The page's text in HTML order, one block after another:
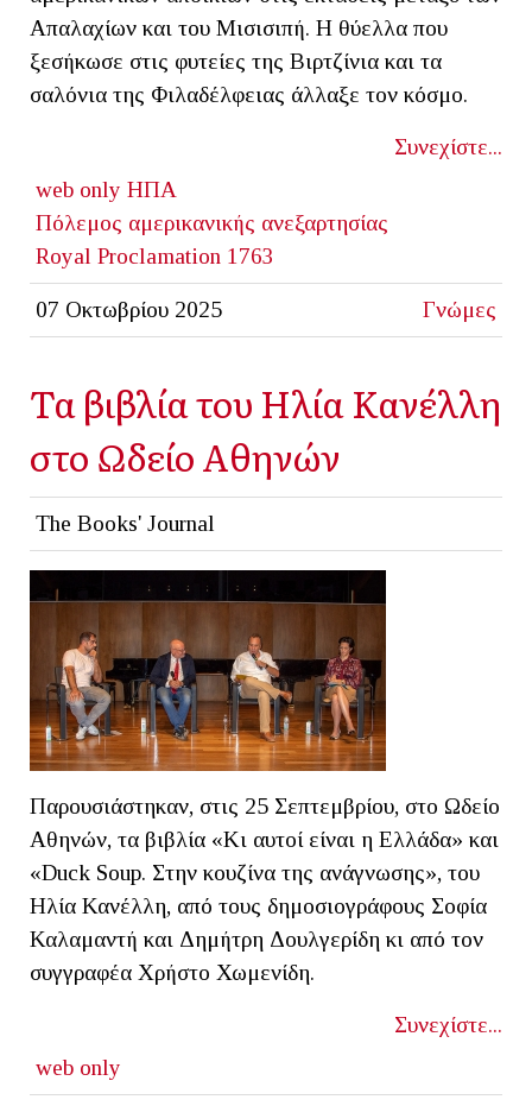
Απαλαχίων και του Μισισιπή. Η θύελλα που
ξεσήκωσε στις φυτείες της Βιρτζίνια και τα
σαλόνια της Φιλαδέλφειας άλλαξε τον κόσμο.
Συνεχίστε...
web only ΗΠΑ
Πόλεμος αμερικανικής ανεξαρτησίας
Royal Proclamation 1763
07 Οκτωβρίου 2025 Γνώμες
Τα βιβλία του Ηλία Κανέλλη
στο Ωδείο Αθηνών
The Books' Journal
Παρουσιάστηκαν, στις 25 Σεπτεμβρίου, στο Ωδείο
Αθηνών, τα βιβλία «Κι αυτοί είναι η Ελλάδα» και
«Duck Soup. Στην κουζίνα της ανάγνωσης», του
Ηλία Κανέλλη, από τους δημοσιογράφους Σοφία
Καλαμαντή και Δημήτρη Δουλγερίδη κι από τον
συγγραφέα Χρήστο Χωμενίδη.
Συνεχίστε...
web only